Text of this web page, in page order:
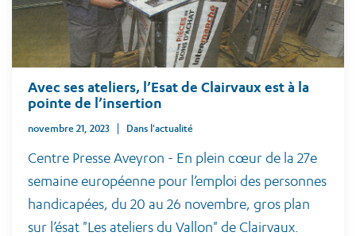
Avec ses ateliers, l’Esat de Clairvaux est à la
pointe de l’insertion
novembre 21, 2023 Dans l'actualité
Centre Presse Aveyron - En plein cœur de la 27e
semaine européenne pour l’emploi des personnes
handicapées, du 20 au 26 novembre, gros plan
sur l’ésat "Les ateliers du Vallon" de Clairvaux.